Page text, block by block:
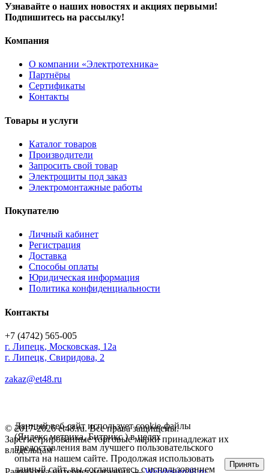
Узнавайте о наших новостях и акциях первыми!
Подпишитесь на рассылку!
Компания
О компании «Электротехника»
Партнёры
Сертификаты
Контакты
Товары и услуги
Каталог товаров
Производители
Запросить свой товар
Электрощиты под заказ
Электромонтажные работы
Покупателю
Личный кабинет
Регистрация
Доставка
Способы оплаты
Юридическая информация
Политика конфиденциальности
Контакты
+7 (4742) 565-005
г. Липецк, Московская, 12а
г. Липецк, Свиридова, 2
zakaz@et48.ru
© 2017-2026 et48.ru. Все права защищены.
Зарегистрированные торговые марки принадлежат их
владельцам
Данный веб-сайт использует cookie-файлы
(Яндекс метрика, Битрикс ) в целях
предоставления вам лучшего пользовательского
опыта на нашем сайте. Продолжая использовать
данный сайт, вы соглашаетесь с использованием
Принять